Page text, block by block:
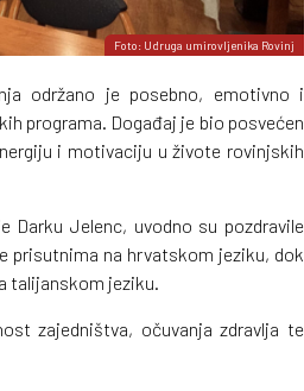
Foto: Udruga umirovljenika Rovinj
održano je posebno, emotivno i
programa. Događaj je bio posvećen
i motivaciju u živote rovinjskih
Darku Jelenc, uvodno su pozdravile
prisutnima na hrvatskom jeziku, dok
talijanskom jeziku.
zajedništva, očuvanja zdravlja te